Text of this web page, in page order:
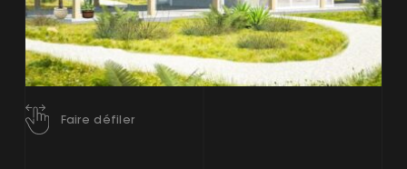
Faire défiler